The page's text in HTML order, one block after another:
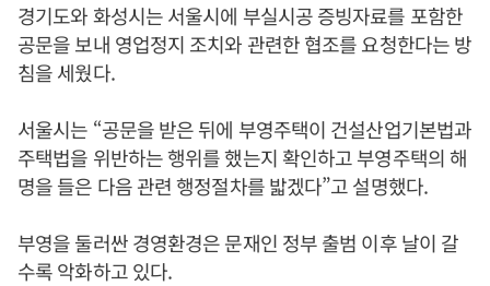
경기도와 화성시는 서울시에 부실시공 증빙자료를 포함한
공문을 보내 영업정지 조치와 관련한 협조를 요청한다는 방
침을 세웠다.
서울시는 “공문을 받은 뒤에 부영주택이 건설산업기본법과
주택법을 위반하는 행위를 했는지 확인하고 부영주택의 해
명을 들은 다음 관련 행정절차를 밟겠다”고 설명했다.
부영을 둘러싼 경영환경은 문재인 정부 출범 이후 날이 갈
수록 악화하고 있다.